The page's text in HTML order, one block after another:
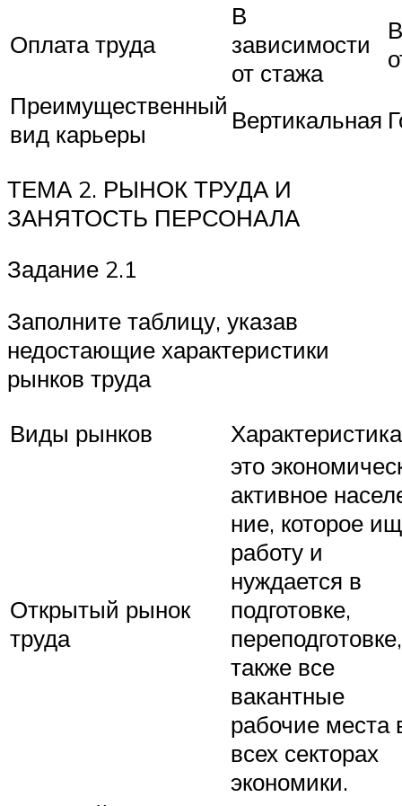
Оплата труда
В
зависимости
от стажа
Преимущественный
вид карьеры
Вертикальная
ТЕМА 2. РЫНОК ТРУДА И
ЗАНЯТОСТЬ ПЕРСОНАЛА
Задание 2.1
Заполните таблицу, указав
недостающие характеристики
рынков труда
Виды рынков
Характеристика
Открытый рынок
труда
это
активное
ние, которое
работу и
нуждается в
подготовке,
также все
вакантные
рабочие места
всех секторах
эко­номики.